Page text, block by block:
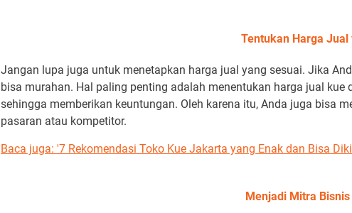
Tentukan Harga Jual
Jangan lupa juga untuk menetapkan harga jual yang sesuai. Jika
bisa murahan. Hal paling penting adalah menentukan harga jual
sehingga memberikan keuntungan. Oleh karena itu, Anda juga bisa
pasaran atau kompetitor.
Baca juga: '7 Rekomendasi Toko Kue Jakarta yang Enak dan Bisa
Menjadi Mitra